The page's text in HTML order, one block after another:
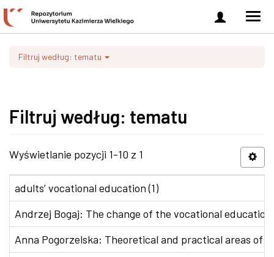
Zaloguj
się
Filtruj według: tematu
Filtruj według: tematu
Wyświetlanie pozycji 1-10 z 1
adults’ vocational education (1)
Andrzej Bogaj: The change of the vocational
Anna Pogorzelska: Theoretical and practical areas of